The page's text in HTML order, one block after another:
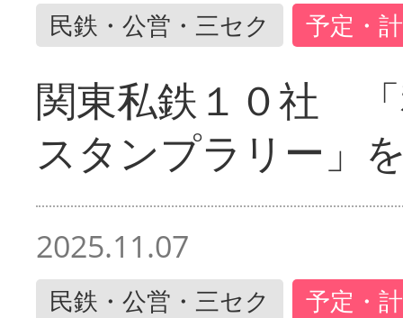
民鉄・公営・三セク 予定・
関東私鉄１０社
スタンプラリー」
2025.11.07
民鉄・公営・三セク 予定・